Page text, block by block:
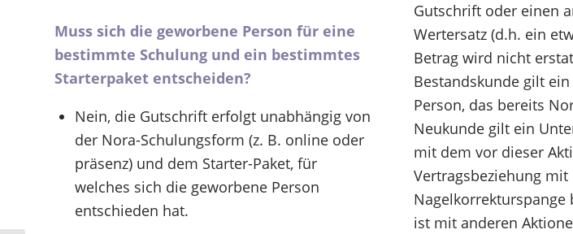
Muss sich die geworbene Person für eine
bestimmte Schulung und ein bestimmtes
Starterpaket entscheiden?
Nein, die Gutschrift erfolgt unabhängig von
der Nora-Schulungsform (z. B. online oder
präsenz) und dem Starter-Paket, für
welches sich die geworbene Person
entschieden hat.
Gutschrift oder einen
Wertersatz (d.h. ein
Betrag wird nicht
Bestandskunde gilt
Person, das bereits
Neukunde gilt ein
mit dem vor dieser
Vertragsbeziehung mit
Nagelkorrekturspange
ist mit anderen